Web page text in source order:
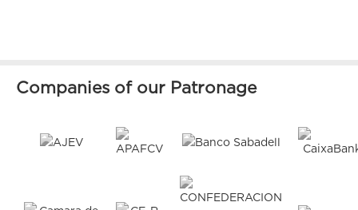
Companies of our Patronage